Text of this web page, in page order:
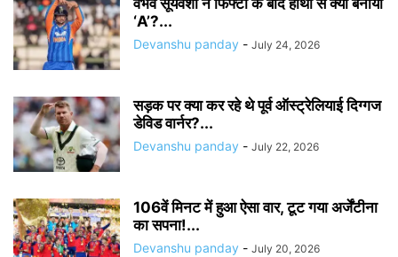
वैभव सूर्यवंशी ने फिफ्टी के बाद हाथों से क्यों बनाया
‘A’?...
Devanshu panday - July 24, 2026
सड़क पर क्या कर रहे थे पूर्व ऑस्ट्रेलियाई दिग्गज
डेविड वार्नर?...
Devanshu panday - July 22, 2026
106वें मिनट में हुआ ऐसा वार, टूट गया अर्जेंटीना
का सपना!...
Devanshu panday - July 20, 2026